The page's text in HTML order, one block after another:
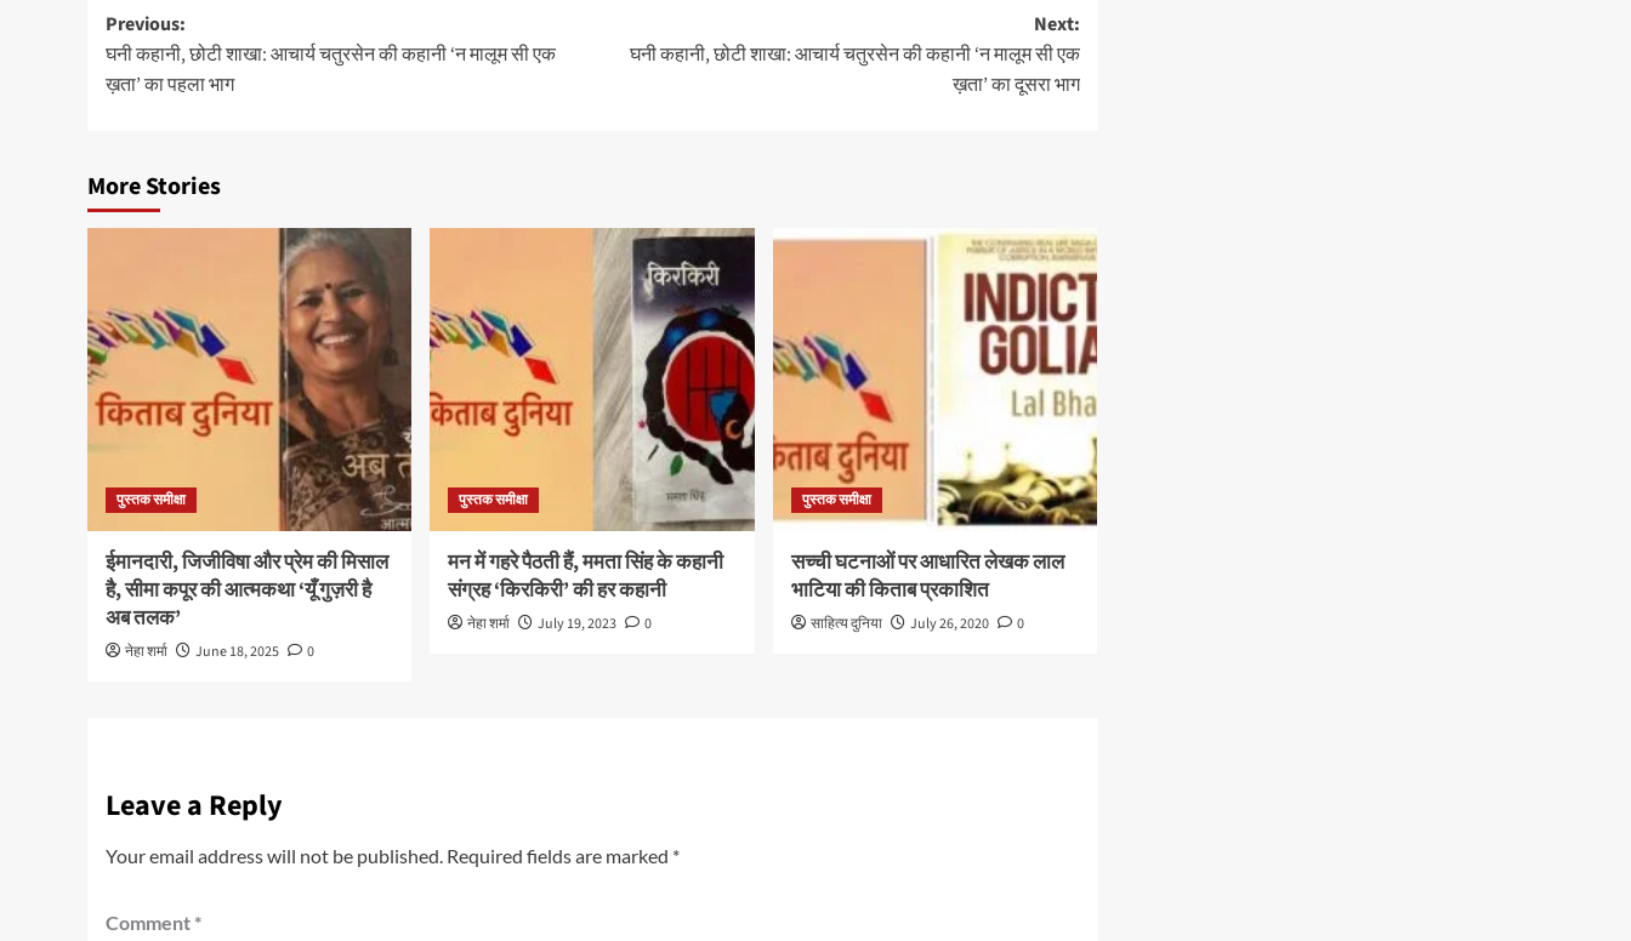
Post
navigation
Previous:
घनी कहानी, छोटी शाखा: आचार्य चतुरसेन की कहानी ‘न मालूम सी एक
ख़ता’ का पहला भाग
Next:
घनी कहानी, छोटी शाखा: आचार्य चतुरसेन की कहानी ‘न मालूम सी एक
ख़ता’ का दूसरा भाग
More Stories
पुस्तक समीक्षा
ईमानदारी, जिजीविषा और प्रेम की मिसाल
है, सीमा कपूर की आत्मकथा ‘यूँ गुज़री है
अब तलक’
नेहा शर्मा June 18, 2025 0
पुस्तक समीक्षा
मन में गहरे पैठती हैं, ममता सिंह के कहानी
संग्रह ‘किरकिरी’ की हर कहानी
नेहा शर्मा July 19, 2023 0
पुस्तक समीक्षा
सच्ची घटनाओं पर आधारित लेखक लाल
भाटिया की किताब प्रकाशित
साहित्य दुनिया July 26, 2020 0
Leave a Reply
Your email address will not be published. Required fields are marked *
Comment *